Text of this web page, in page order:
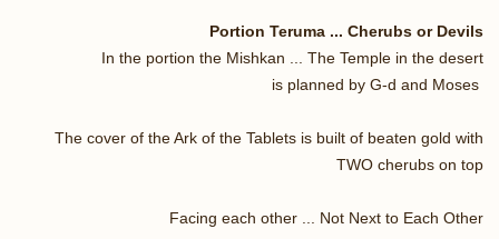
Portion Teruma ... Cherubs or Devils
In the portion the Mishkan ... The Temple in the desert
The cover of the Ark of the Tablets is built of beaten gold with
TWO cherubs on top
Facing each other ... Not Next to Each Other